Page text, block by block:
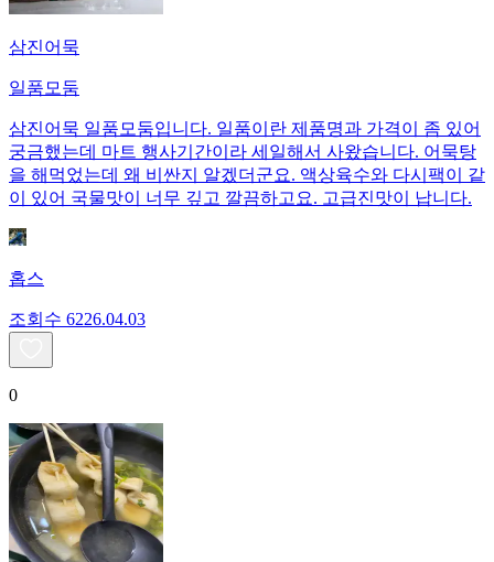
삼진어묵
일품모둠
삼진어묵 일품모둠입니다. 일품이란 제품명과 가격이 좀 있어
궁금했는데 마트 행사기간이라 세일해서 사왔습니다. 어묵탕
을 해먹었는데 왜 비싼지 알겠더군요. 액상육수와 다시팩이 같
이 있어 국물맛이 너무 깊고 깔끔하고요. 고급진맛이 납니다.
홉스
조회수 6226.04.03
0